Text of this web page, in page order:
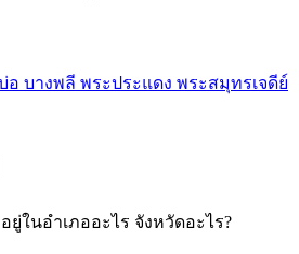
อ บางพลี พระประแดง พระสมุทรเจดีย์
ในอำเภออะไร จังหวัดอะไร?